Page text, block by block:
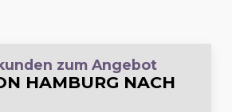
zum Angebot
HAMBURG NACH